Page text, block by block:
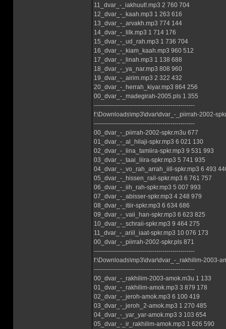
11_dvar_-_iakhuut!.mp3 2 760 704
12_dvar_-_kaah.mp3 1 263 616
13_dvar_-_arvakh.mp3 774 144
14_dvar_-_lilk.mp3 1 714 176
15_dvar_-_ud_rah.mp3 1 736 704
16_dvar_-_kiam_kaah.mp3 960 512
17_dvar_-_linah.mp3 1 138 688
18_dvar_-_ya_nar.mp3 808 960
19_dvar_-_airim.mp3 2 322 432
20_dvar_-_herrah_kiyar.mp3 864 256
00_dvar_-_madegirah-2005.pls 1 355
--------------------------------------------------
f:\Downloads\mp3\dvar\dvar_-_piirrah-2002-
--------------------------------------------------
00_dvar_-_piirrah-2002-spkr.m3u 677
01_dvar_-_al_hilaji-spkr.mp3 6 021 130
02_dvar_-_lina_tamiira-spkr.mp3 9 531 993
03_dvar_-_taai_liira-spkr.mp3 5 741 935
04_dvar_-_vo_rah_arrah_iill-spkr.mp3 6 493
05_dvar_-_hissen_rail-spkr.mp3 6 761 757
06_dvar_-_iih_rah-spkr.mp3 5 007 993
07_dvar_-_abisser-spkr.mp3 4 248 979
08_dvar_-_itiir-spkr.mp3 6 634 686
09_dvar_-_vaii_han-spkr.mp3 6 623 825
10_dvar_-_schraii-spkr.mp3 9 464 275
11_dvar_-_ariil_iaat-spkr.mp3 10 076 173
00_dvar_-_piirrah-2002-spkr.pls 871
--------------------------------------------------
f:\Downloads\mp3\dvar\dvar_-_rakhilim-2003-
--------------------------------------------------
00_dvar_-_rakhilim-2003-amok.m3u 1 133
01_dvar_-_rakhilim-amok.mp3 3 879 178
02_dvar_-_jeroh-amok.mp3 6 100 419
03_dvar_-_jeroh_2-amok.mp3 1 270 485
04_dvar_-_yar_yar-amok.mp3 3 103 654
05_dvar_-_ir_rakhilim-amok.mp3 1 626 590